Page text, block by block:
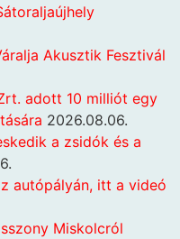
Akusztik Fesztivál
adott 10 milliót egy
2026.08.06.
a zsidók és a
autópályán, itt a videó
Miskolcról